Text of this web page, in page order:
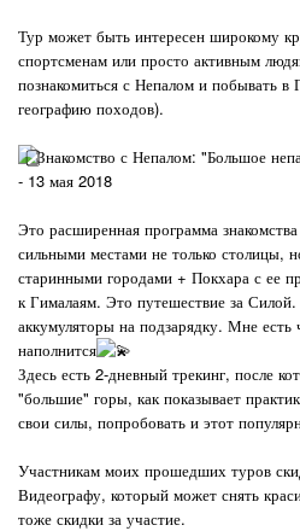
Тур может быть интересен широкому
спортсменам или просто активным
познакомиться с Непалом и побывать
географию походов).
Знакомство с Непалом: "Большое
- 13 мая 2018
Это расширенная программа
сильными местами не только столицы,
старинными городами + Покхара с ее
к Гималаям. Это путешествие за Силой.
аккумуляторы на подзарядку. Мне есть
наполнится
Здесь есть 2-дневный трекинг, после
"большие" горы, как показывает
свои силы, попробовать и этот
Участникам моих прошедших туров
Видеографу, который может снять
тоже скидки за участие.